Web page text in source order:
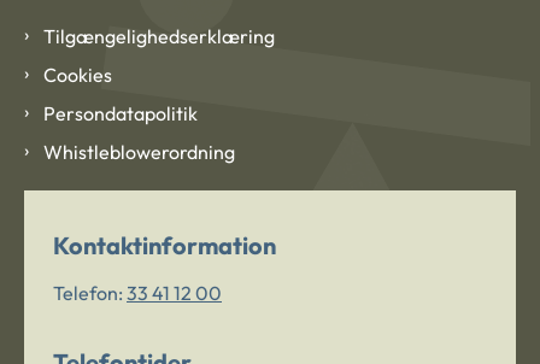
Tilgængelighedserklæring
Cookies
Persondatapolitik
Whistleblowerordning
Kontaktinformation
Telefon: 33 41 12 00